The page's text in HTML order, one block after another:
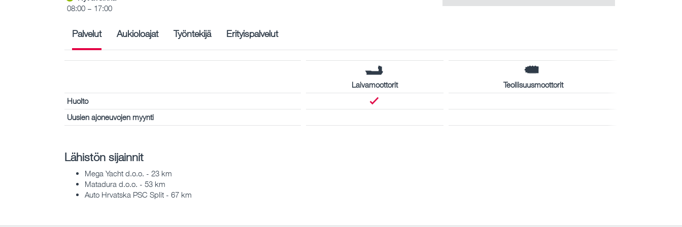
08:00 – 17:00
Palvelut Aukioloajat Työntekijä Erityispalvelut
Laivamoottorit
Teollisuusmoottorit
Huolto
Uusien ajoneuvojen myynti
Lähistön sijainnit
Mega Yacht d.o.o. - 23 km
Matadura d.o.o. - 53 km
Auto Hrvatska PSC Split - 67 km